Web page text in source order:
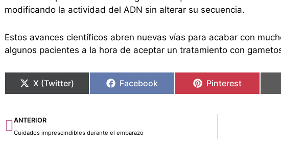
modificando la actividad del ADN sin alterar su secuencia.
Estos avances científicos abren nuevas vías para acabar con
algunos pacientes a la hora de aceptar un tratamiento con
X (Twitter) Facebook Pinterest
Ant
ANTERIOR
Cuidados imprescindibles durante el embarazo